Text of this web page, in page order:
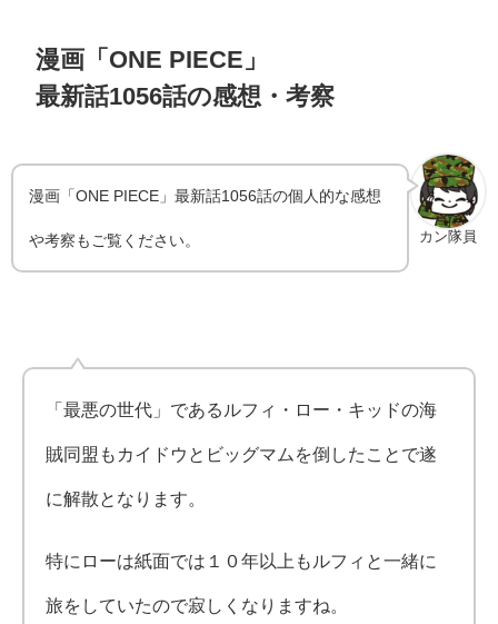
漫画「ONE PIECE」
最新話1056話の感想・考察
カン隊員
漫画「ONE PIECE」最新話1056話の個人的な感想
や考察もご覧ください。
「最悪の世代」であるルフィ・ロー・キッドの海
賊同盟もカイドウとビッグマムを倒したことで遂
に解散となります。
特にローは紙面では１０年以上もルフィと一緒に
旅をしていたので寂しくなりますね。